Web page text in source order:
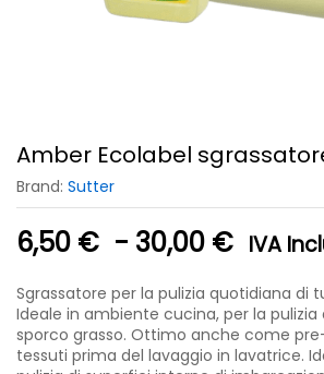
Amber Ecolabel
Brand: Sutter
6,50 € - 30,00 € Fascia
da
6,50 €
IVA
Sgrassatore per la pulizia quotidiana di
Ideale in ambiente cucina, per la pulizia
sporco grasso. Ottimo anche come
tessuti prima del lavaggio in lavatrice.